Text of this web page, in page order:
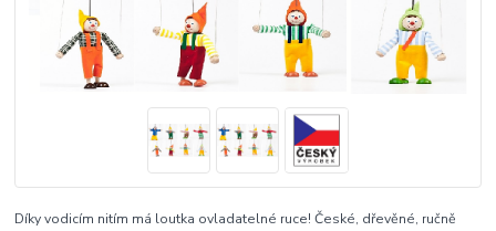
Díky vodicím nitím má loutka ovladatelné ruce! České, dřevěné, ručně